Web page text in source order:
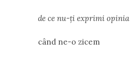
de ce nu-ți exprimi opinia
când ne-o zicem